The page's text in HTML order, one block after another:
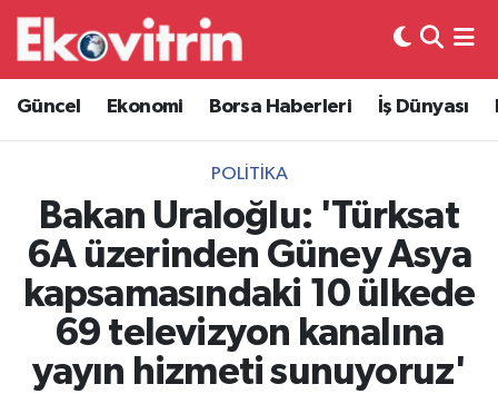
Güncel Ekonomi Borsa Haberleri İş Dünyası
POLITIKA
Bakan Uraloğlu: 'Türksat
6A üzerinden Güney Asya
kapsamasındaki 10 ülkede
69 televizyon kanalına
yayın hizmeti sunuyoruz'
Güncel
Ekonomi
Borsa Haberleri
İş Dünyası
Lojistik
Otovitrin
Hava Durumu
Trafik Durumu
Süper Lig Puan Durumu ve Fikstür
Tüm Manşetler
Son Dakika Haberleri
Haber Arşivi